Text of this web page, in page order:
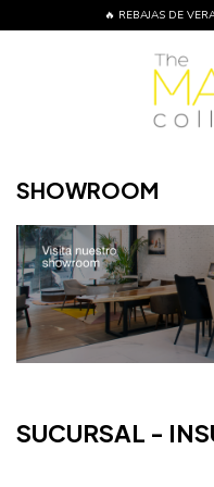
🔥 REBAJAS DE
SHOWROOM
SUCURSAL -